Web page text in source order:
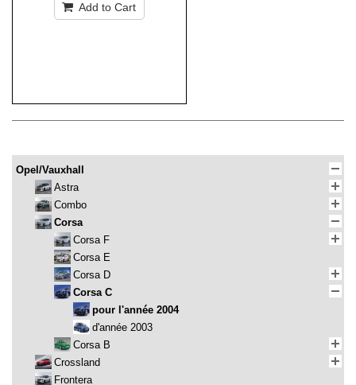
Add to Cart
Opel/Vauxhall
Astra
Combo
Corsa
Corsa F
Corsa E
Corsa D
Corsa C
pour l'année 2004
d'année 2003
Corsa B
Crossland
Frontera